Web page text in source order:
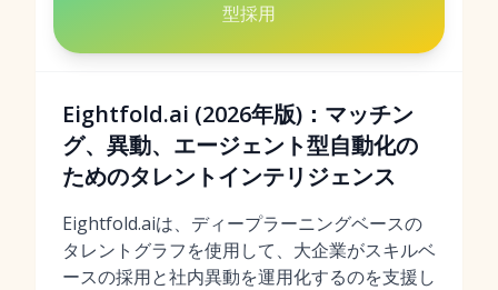
型採用
Eightfold.ai (2026年版)：マッチン
グ、異動、エージェント型自動化の
ためのタレントインテリジェンス
Eightfold.aiは、ディープラーニングベースの
タレントグラフを使用して、大企業がスキルベ
ースの採用と社内異動を運用化するのを支援し